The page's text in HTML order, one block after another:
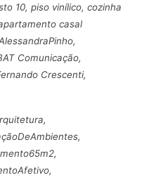
10, piso vinílico, cozinha
casal
Comunicação,
Crescenti,